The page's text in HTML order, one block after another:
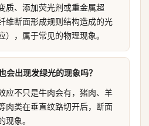
质、添加荧光剂或重金属超
维断面形成规则结构造成的光
），属于常见的物理现象。
会出现发绿光的现象吗？
应不只是牛肉会有，猪肉、羊
肉类在垂直纹路切开后，断面
象。